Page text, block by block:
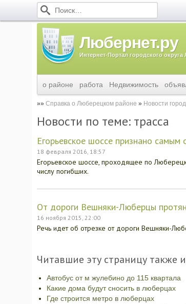
Любернет.ру
Интернет-Портал городского
о районе работа Недвижимость
Справка о Люберецком районе Новости
Новости по теме: трасса
Егорьевское шоссе признано самым
18 февраля 2016, 18:57
Егорьевское шоссе, проходящее по
числу погибших.
От дороги Вешняки-Люберцы
16 ноября 2015, 22:00
Речь идет об отрезке от дороги Вешняки-
Читавшие эту страницу также
Автобус от м жулебино до 115 квартала
Какие дома будут сносить в люберцах
Где строится метро в люберцах